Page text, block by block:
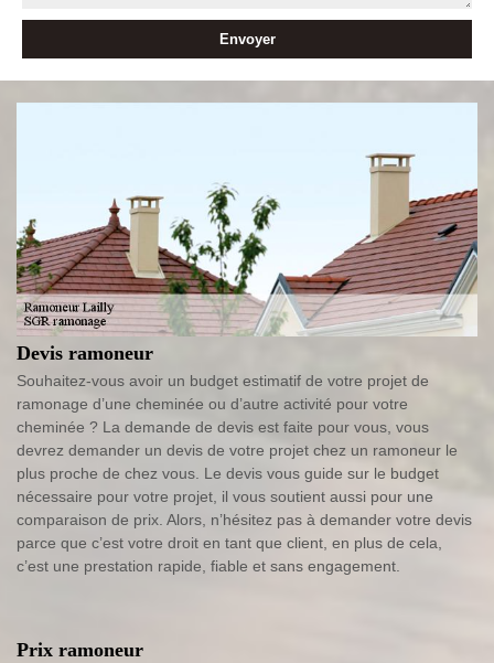
Devis ramoneur
Souhaitez-vous avoir un budget estimatif de votre projet de
ramonage d’une cheminée ou d’autre activité pour votre
cheminée ? La demande de devis est faite pour vous, vous
devrez demander un devis de votre projet chez un ramoneur le
plus proche de chez vous. Le devis vous guide sur le budget
nécessaire pour votre projet, il vous soutient aussi pour une
comparaison de prix. Alors, n’hésitez pas à demander votre devis
parce que c’est votre droit en tant que client, en plus de cela,
c’est une prestation rapide, fiable et sans engagement.
Prix ramoneur